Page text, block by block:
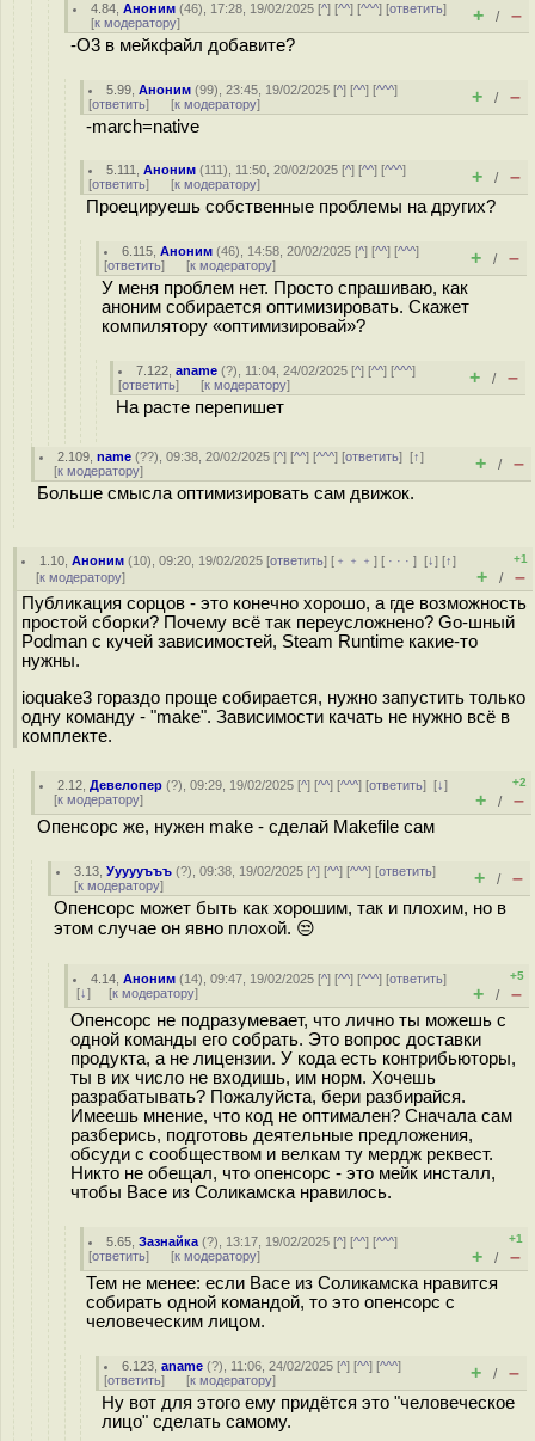
4.84 ,Аноним (46), 17:28, 19/02/2025 [^] [^^] [^^^] [ответить]
[к модератору] + / –
-O3 в мейкфайл добавите?
5.99 ,Аноним (99), 23:45, 19/02/2025 [^] [^^] [^^^]
[ответить] [к модератору] + / –
-march=native
5.111 ,Аноним (111), 11:50, 20/02/2025 [^] [^^] [^^^]
[ответить] [к модератору] + / –
Проецируешь собственные проблемы на других?
6.115 ,Аноним (46), 14:58, 20/02/2025 [^] [^^] [^^^]
[ответить] [к модератору] + / –
У меня проблем нет. Просто спрашиваю, как
аноним собирается оптимизировать. Скажет
компилятору «оптимизировай»?
7.122 ,aname (?), 11:04, 24/02/2025 [^] [^^] [^^^]
[ответить] [к модератору] + / –
На расте перепишет
2.109 ,name (??), 09:38, 20/02/2025 [^] [^^] [^^^] [ответить][↑]
[к модератору] + / –
Больше смысла оптимизировать сам движок.
1.10 ,Аноним (10), 09:20, 19/02/2025 [ответить] [ ﹢﹢﹢] [ · · ·][↓] [↑]
[к модератору]
+1
+ / –
Публикация сорцов - это конечно хорошо, а где возможность
простой сборки? Почему всё так переусложнено? Go-шный
Podman с кучей зависимостей, Steam Runtime какие-то
нужны.
ioquake3 гораздо проще собирается, нужно запустить только
одну команду - "make". Зависимости качать не нужно всё в
комплекте.
2.12 ,Девелопер (?), 09:29, 19/02/2025 [^] [^^] [^^^] [ответить][↓]
[к модератору]
+2
+ / –
Опенсорс же, нужен make - сделай Makefile сам
3.13 ,Уууууъъъ (?), 09:38, 19/02/2025 [^] [^^] [^^^] [ответить]
[к модератору] + / –
Опенсорс может быть как хорошим, так и плохим, но в
этом случае он явно плохой. 😒
4.14 ,Аноним (14), 09:47, 19/02/2025 [^] [^^] [^^^] [ответить]
[↓] [к модератору]
+5
+ / –
Опенсорс не подразумевает, что лично ты можешь с
одной команды его собрать. Это вопрос доставки
продукта, а не лицензии. У кода есть контрибьюторы,
ты в их число не входишь, им норм. Хочешь
разрабатывать? Пожалуйста, бери разбирайся.
Имеешь мнение, что код не оптимален? Сначала сам
разберись, подготовь деятельные предложения,
обсуди с сообществом и велкам ту мердж реквест.
Никто не обещал, что опенсорс - это мейк инсталл,
чтобы Васе из Соликамска нравилось.
5.65 ,Зазнайка (?), 13:17, 19/02/2025 [^] [^^] [^^^]
[ответить] [к модератору]
+1
+ / –
Тем не менее: если Васе из Соликамска нравится
собирать одной командой, то это опенсорс с
человеческим лицом.
6.123 ,aname (?), 11:06, 24/02/2025 [^] [^^] [^^^]
[ответить] [к модератору] + / –
Ну вот для этого ему придётся это "человеческое
лицо" сделать самому.